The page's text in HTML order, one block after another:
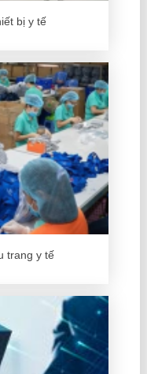
bị y tế
trang y tế